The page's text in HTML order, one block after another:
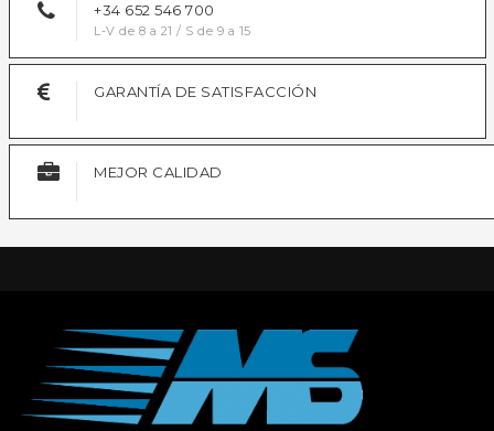
+34 652 546 700
L-V de 8 a 21 / S de 9 a 15
GARANTÍA DE SATISFACCIÓN
MEJOR CALIDAD